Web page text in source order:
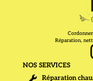
Réparation,
NOS SERVICES
 Réparation